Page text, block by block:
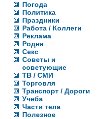
Погода
Политика
Праздники
Работа / Коллеги
Реклама
Родня
Секс
Советы и
советующие
ТВ / СМИ
Торговля
Транспорт / Дороги
Учеба
Части тела
Полезное